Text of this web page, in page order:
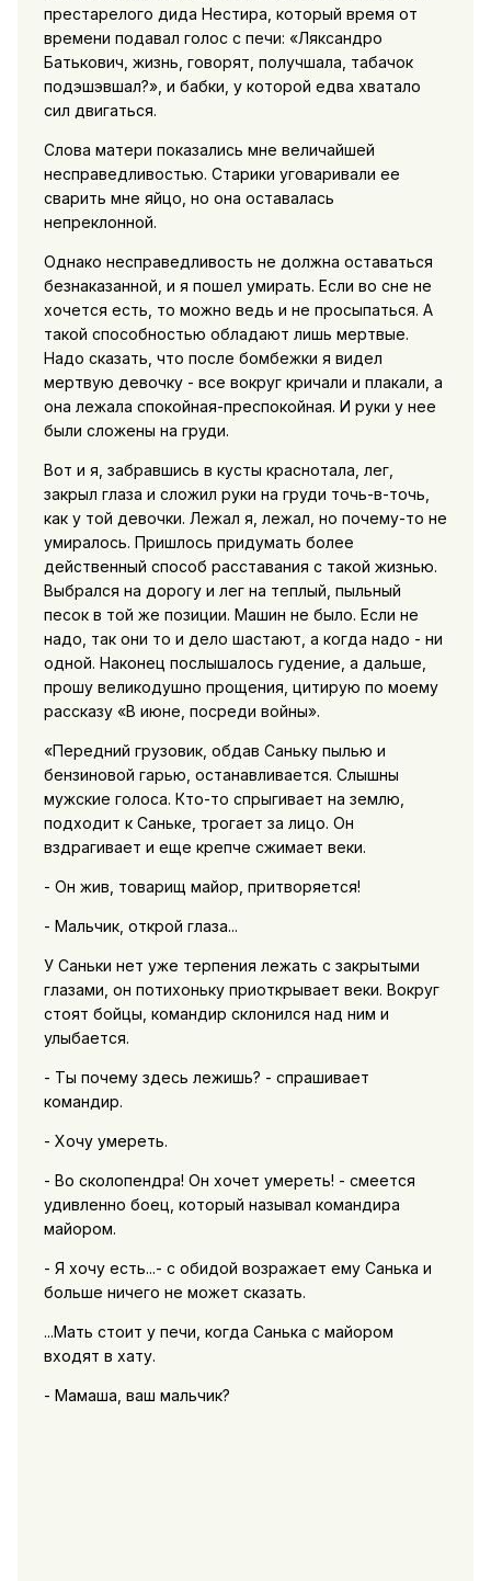
престарелого дида Нестира, который время от
времени подавал голос с печи: «Ляксандро
Батькович, жизнь, говорят, получшала, табачок
подэшэвшал?», и бабки, у которой едва хватало
сил двигаться.
Слова матери показались мне величайшей
несправедливостью. Старики уговаривали ее
сварить мне яйцо, но она оставалась
непреклонной.
Однако несправедливость не должна оставаться
безнаказанной, и я пошел умирать. Если во сне не
хочется есть, то можно ведь и не просыпаться. А
такой способностью обладают лишь мертвые.
Надо сказать, что после бомбежки я видел
мертвую девочку - все вокруг кричали и плакали, а
она лежала спокойная-преспокойная. И руки у нее
были сложены на груди.
Вот и я, забравшись в кусты краснотала, лег,
закрыл глаза и сложил руки на груди точь-в-точь,
как у той девочки. Лежал я, лежал, но почему-то не
умиралось. Пришлось придумать более
действенный способ расставания с такой жизнью.
Выбрался на дорогу и лег на теплый, пыльный
песок в той же позиции. Машин не было. Если не
надо, так они то и дело шастают, а когда надо - ни
одной. Наконец послышалось гудение, а дальше,
прошу великодушно прощения, цитирую по моему
рассказу «В июне, посреди войны».
«Передний грузовик, обдав Саньку пылью и
бензиновой гарью, останавливается. Слышны
мужские голоса. Кто-то спрыгивает на землю,
подходит к Саньке, трогает за лицо. Он
вздрагивает и еще крепче сжимает веки.
- Он жив, товарищ майор, притворяется!
- Мальчик, открой глаза...
У Саньки нет уже терпения лежать с закрытыми
глазами, он потихоньку приоткрывает веки. Вокруг
стоят бойцы, командир склонился над ним и
улыбается.
- Ты почему здесь лежишь? - спрашивает
командир.
- Хочу умереть.
- Во сколопендра! Он хочет умереть! - смеется
удивленно боец, который называл командира
майором.
- Я хочу есть...- с обидой возражает ему Санька и
больше ничего не может сказать.
...Мать стоит у печи, когда Санька с майором
входят в хату.
- Мамаша, ваш мальчик?